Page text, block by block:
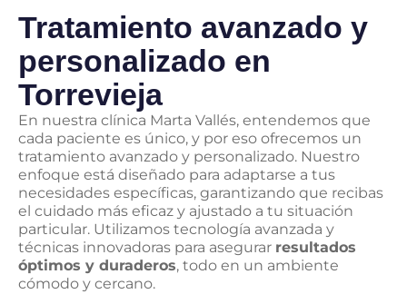
Tratamiento avanzado y
personalizado en
Torrevieja
En nuestra clínica Marta Vallés, entendemos que
cada paciente es único, y por eso ofrecemos un
tratamiento avanzado y personalizado. Nuestro
enfoque está diseñado para adaptarse a tus
necesidades específicas, garantizando que recibas
el cuidado más eficaz y ajustado a tu situación
particular. Utilizamos tecnología avanzada y
técnicas innovadoras para asegurar resultados
óptimos y duraderos, todo en un ambiente
cómodo y cercano.